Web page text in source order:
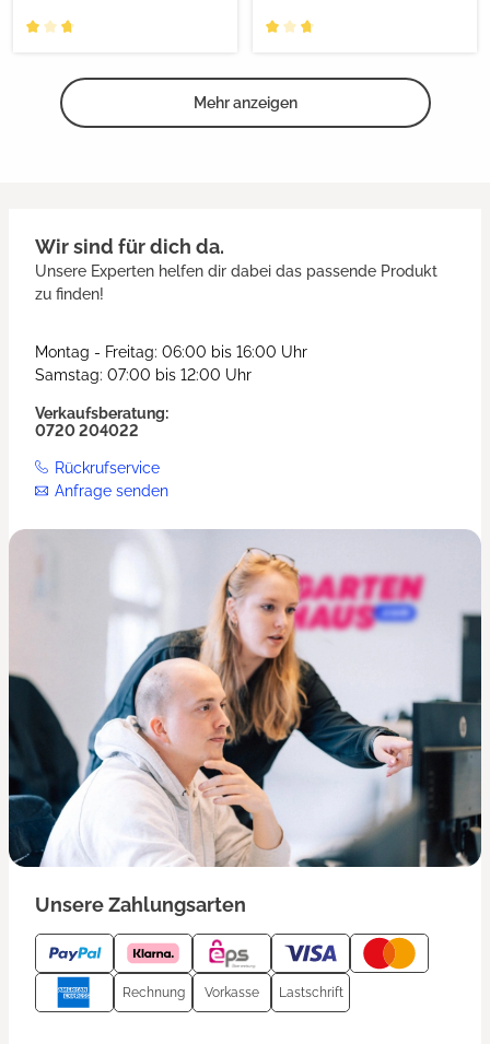
Mehr anzeigen
Wir sind für dich da.
Unsere Experten helfen dir dabei das passende Produkt
zu finden!
Montag - Freitag: 06:00 bis 16:00 Uhr
Samstag: 07:00 bis 12:00 Uhr
Verkaufsberatung:
0720 204022
Rückrufservice
Anfrage senden
Unsere Zahlungsarten
Rechnung Vorkasse Lastschrift